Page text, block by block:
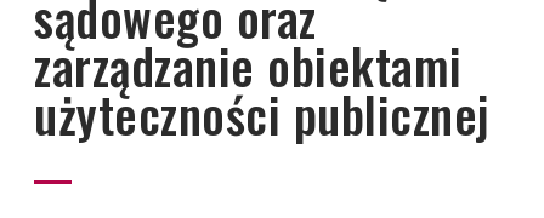
Audyty wspólnoty mieszkaniowej
Obsługa Techniczna Nieruchomości
Obsługa wspólnot w okresie gwarancji
Konsultacje i szkolenia dla zarządów
wspólnot
Szkolenia dla osób poszukujących
sądowego oraz
zarządzanie obiektami
użyteczności publicznej